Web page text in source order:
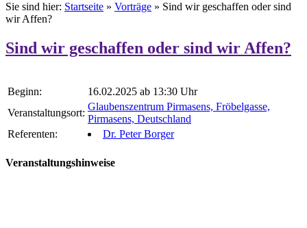
Sie sind hier: Startseite » Vorträge » Sind wir geschaffen oder sind
wir Affen?
Sind wir geschaffen oder sind wir Affen?
Beginn:
16.02.2025 ab 13:30 Uhr
Veranstaltungsort:
Glaubenszentrum Pirmasens, Fröbelgasse,
Pirmasens, Deutschland
Referenten:
Dr. Peter Borger
Veranstaltungshinweise